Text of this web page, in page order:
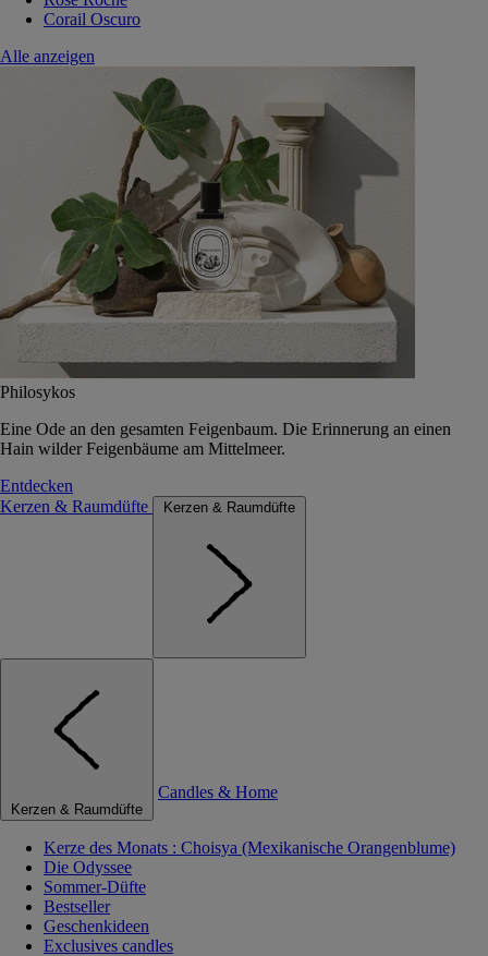
Corail Oscuro
Alle anzeigen
Philosykos
Eine Ode an den gesamten Feigenbaum. Die Erinnerung an einen
Hain wilder Feigenbäume am Mittelmeer.
Entdecken
Kerzen & Raumdüfte
Kerzen & Raumdüfte
Kerzen & Raumdüfte
Candles & Home
Kerze des Monats : Choisya (Mexikanische Orangenblume)
Die Odyssee
Sommer-Düfte
Bestseller
Geschenkideen
Exclusives candles